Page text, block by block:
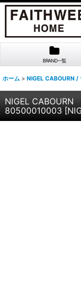
BRAND一覧
ホーム > NIGEL CABOURN /
NIGEL CABOURN
80500010003 [